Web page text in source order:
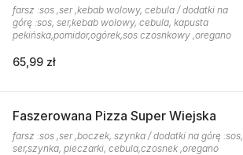
farsz :sos ,ser ,kebab wolowy, cebula / dodatki na
górę :sos, ser,kebab wolowy, cebula, kapusta
pekińska,pomidor,ogórek,sos czosnkowy ,oregano
65,99 zł
Faszerowana Pizza Super Wiejska
farsz :sos ,ser ,boczek, szynka / dodatki na górę :sos,
ser,szynka, pieczarki, cebula,czosnek ,oregano